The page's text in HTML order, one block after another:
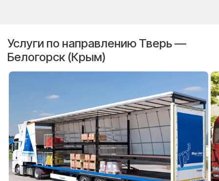
Услуги по направлению Тверь —
Белогорск (Крым)